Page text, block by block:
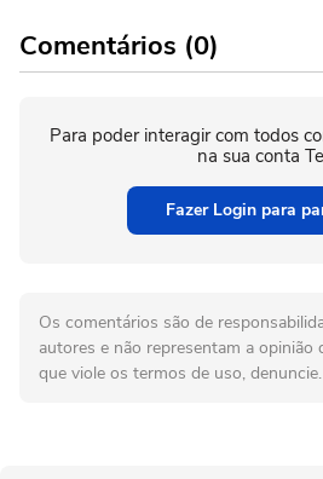
Comentários (0)
Para poder interagir com todos
na sua conta
Fazer Login para
Os comentários são de
autores e não representam a opinião
que viole os termos de uso, denuncie.